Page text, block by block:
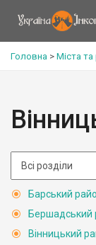
Головна > Міста та
Барський
Бершадський
Вінницький